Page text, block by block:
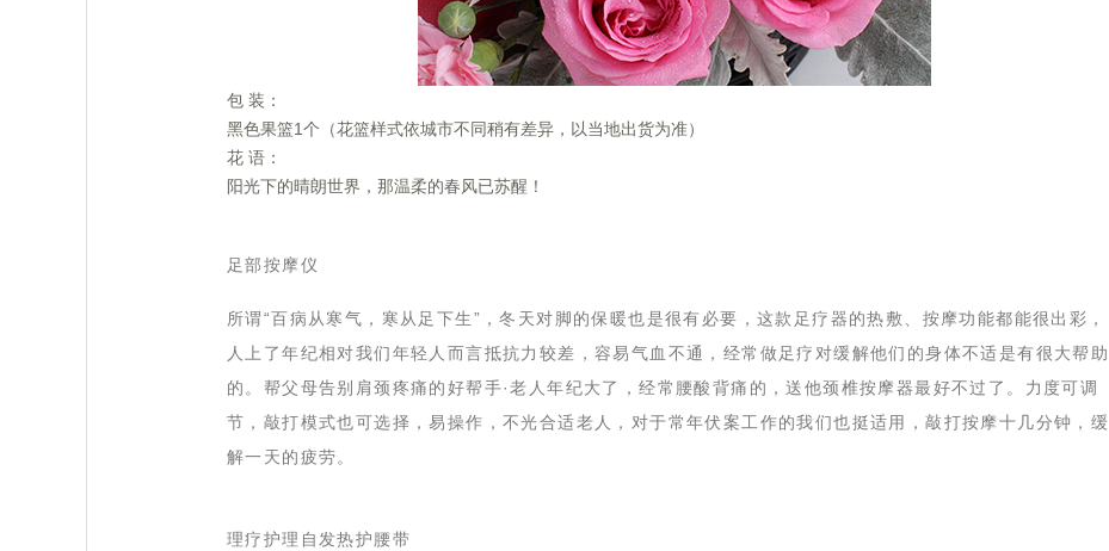
包 装：
黑色果篮1个（花篮样式依城市不同稍有差异，以当地出货为准）
花 语：
阳光下的晴朗世界，那温柔的春风已苏醒！
足部按摩仪
所谓“百病从寒气，寒从足下生”，冬天对脚的保暖也是很有必要，这款足疗器的热敷、按摩功能都能很出彩，
人上了年纪相对我们年轻人而言抵抗力较差，容易气血不通，经常做足疗对缓解他们的身体不适是有很大帮助
的。帮父母告别肩颈疼痛的好帮手·老人年纪大了，经常腰酸背痛的，送他颈椎按摩器最好不过了。力度可调
节，敲打模式也可选择，易操作，不光合适老人，对于常年伏案工作的我们也挺适用，敲打按摩十几分钟，缓
解一天的疲劳。
理疗护理自发热护腰带